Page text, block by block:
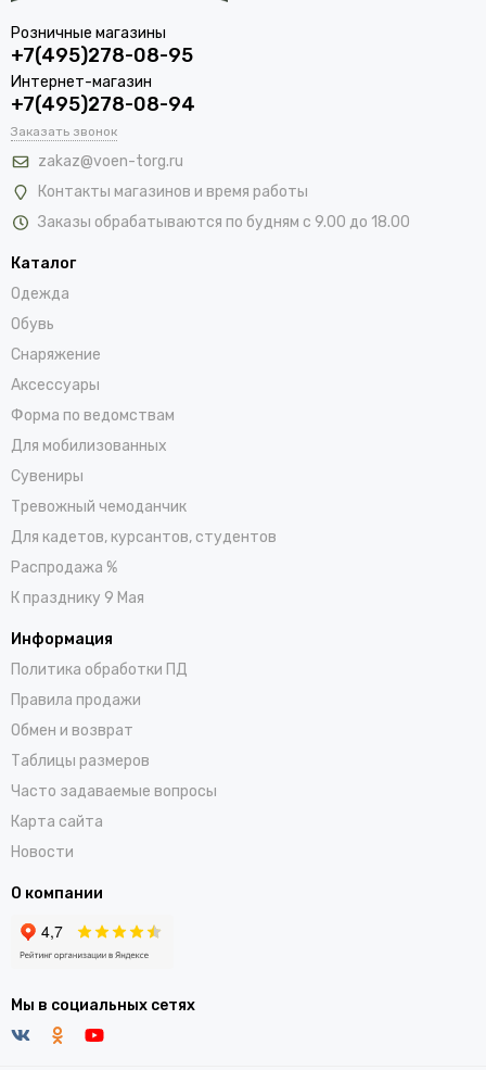
Розничные магазины
+7(495)278-08-95
Интернет-магазин
+7(495)278-08-94
Заказать звонок
zakaz@voen-torg.ru
Контакты магазинов и время работы
Заказы обрабатываются по будням с 9.00 до 18.00
Каталог
Одежда
Обувь
Снаряжение
Аксессуары
Форма по ведомствам
Для мобилизованных
Сувениры
Тревожный чемоданчик
Для кадетов, курсантов, студентов
Распродажа %
К празднику 9 Мая
Информация
Политика обработки ПД
Правила продажи
Обмен и возврат
Таблицы размеров
Часто задаваемые вопросы
Карта сайта
Новости
О компании
Мы в социальных сетях